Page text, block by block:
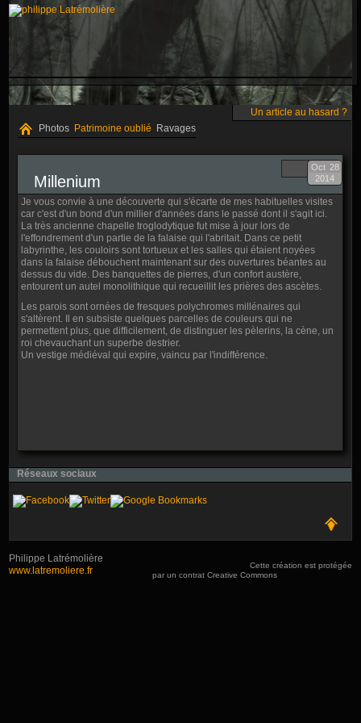
Un article au hasard ?
Photos Patrimoine oublié Ravages
Millenium
28
Oct
2014
Je vous convie à une découverte qui s'écarte de mes habituelles visites
car c'est d'un bond d'un millier d'années dans le passé dont il s'agit ici.
La très ancienne chapelle troglodytique fut mise à jour lors de
l'effondrement d'un partie de la falaise qui l'abritait. Dans ce petit
labyrinthe, les couloirs sont tortueux et les salles qui étaient noyées
dans la falaise débouchent maintenant sur des ouvertures béantes au
dessus du vide. Des banquettes de pierres, d'un confort austère,
entourent un autel monolithique qui recueillit les prières des ascètes.
Les parois sont ornées de fresques polychromes millénaires qui
s'altèrent. Il en subsiste quelques parcelles de couleurs qui ne
permettent plus, que difficilement, de distinguer les pèlerins, la cène, un
roi chevauchant un superbe destrier.
Un vestige médiéval qui expire, vaincu par l'indifférence.
Réseaux sociaux
Philippe Latrémolière
www.latremoliere.fr
Cette création est protégée
par un contrat Creative Commons